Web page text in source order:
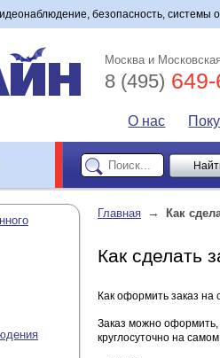
безопасность,
Москва и
8 (495)
О нас
Главная → Как
Как сделать
Как оформить заказ на
Заказ можно оформить,
круглосуточно на